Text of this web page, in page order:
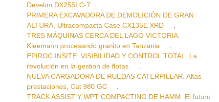
Develon DX255LC-7
PRIMERA EXCAVADORA DE DEMOLICIÓN DE GRAN
ALTURA. Ultracompacta Case CX135E XRD
TRES MÁQUINAS CERCA DEL LAGO VICTORIA.
Kleemann procesando granito en Tanzania
EPIROC INSITE: VISIBILIDAD Y CONTROL TOTAL. La
revolución en la gestión de flotas
NUEVA CARGADORA DE RUEDAS CATERPILLAR. Altas
prestaciones, Cat 980 GC
TRACK ASSIST Y WPT COMPACTING DE HAMM. El futuro